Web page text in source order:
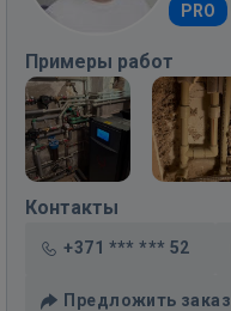
PRO
Примеры работ
Контакты
+371 *** *** 52
Предложить заказ